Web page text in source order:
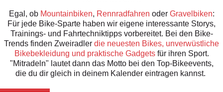
Egal, ob Mountainbiken, Rennradfahren oder Gravelbiken:
Für jede Bike-Sparte haben wir eigene interessante Storys,
Trainings- und Fahrtechniktipps vorbereitet. Bei den Bike-
Trends finden Zweiradler die neuesten Bikes, unverwüstliche
Bikebekleidung und praktische Gadgetsfür ihren Sport.
"Mitradeln" lautet dann das Motto bei den Top-Bikeevents,
die du dir gleich in deinem Kalender eintragen kannst.